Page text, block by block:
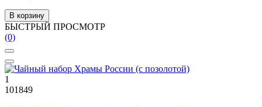
В корзину
БЫСТРЫЙ ПРОСМОТР
(0)
1
101849